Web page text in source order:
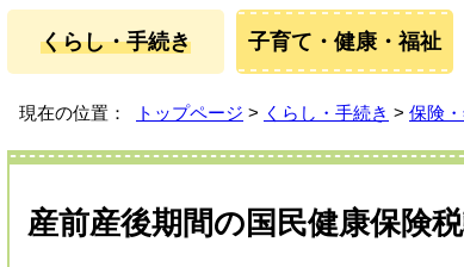
くらし・手続き 子育て・健康・福祉
現在の位置： トップページ > くらし・手続き > 保険
産前産後期間の国民健康保険